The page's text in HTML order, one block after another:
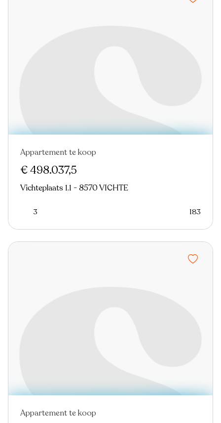
Nieuw
Appartement te koop
€ 498.037,5
Vichteplaats 1.1 - 8570 VICHTE
3 183
Nieuw
Appartement te koop